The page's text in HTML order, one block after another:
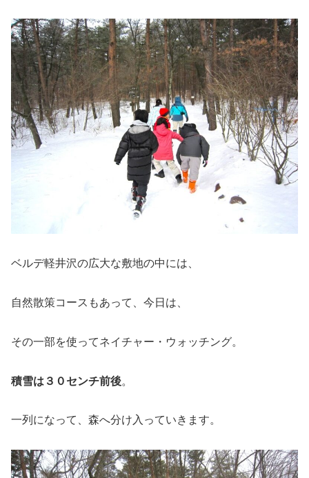
ベルデ軽井沢の広大な敷地の中には、
自然散策コースもあって、今日は、
その一部を使ってネイチャー・ウォッチング。
積雪は３０センチ前後。
一列になって、森へ分け入っていきます。